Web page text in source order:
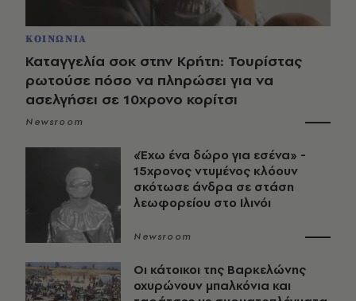
ΚΟΙΝΩΝΙΑ
Καταγγελία σοκ στην Κρήτη: Τουρίστας
ρωτούσε πόσο να πληρώσει για να
ασελγήσει σε 10χρονο κορίτσι
Newsroom
«Έχω ένα δώρο για εσένα» -
15χρονος ντυμένος κλόουν
σκότωσε άνδρα σε στάση
λεωφορείου στο Ιλινόι
Newsroom
Οι κάτοικοι της Βαρκελώνης
οχυρώνουν μπαλκόνια και